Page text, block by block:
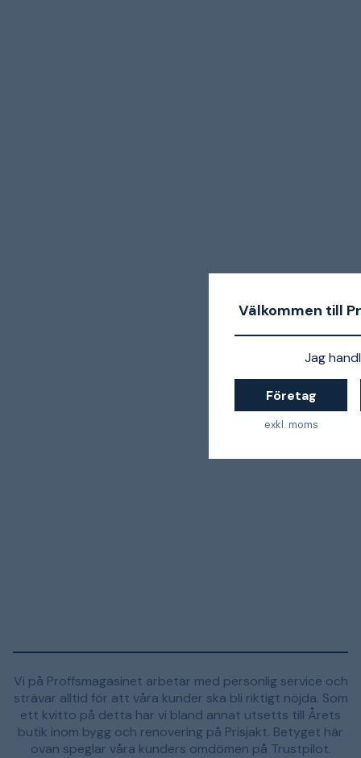
Välkommen till
Jag
Företag
exkl. moms
Vi på Proffsmagasinet arbetar med personlig service och
strävar alltid för att våra kunder ska bli riktigt nöjda. Som
ett kvitto på detta har vi bland annat utsetts till Årets
butik inom bygg och renovering på Prisjakt. Betyget här
ovan speglar våra kunders omdömen på Trustpilot.